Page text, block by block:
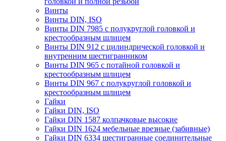
Винты
Винты DIN, ISO
Винты DIN 7985 с полукруглой головкой и
крестообразным шлицем
Винты DIN 912 с цилиндрической головкой и
внутренним шестигранником
Винты DIN 965 с потайной головкой и
крестообразным шлицем
Винты DIN 967 с полукруглой головкой и
крестообразным шлицем
Гайки
Гайки DIN, ISO
Гайки DIN 1587 колпачковые высокие
Гайки DIN 1624 мебельные врезные (забивные)
Гайки DIN 6334 шестигранные соединительные